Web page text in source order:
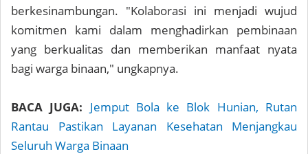
berkesinambungan. "Kolaborasi ini menjadi wujud
komitmen kami dalam menghadirkan pembinaan
yang berkualitas dan memberikan manfaat nyata
bagi warga binaan," ungkapnya.
BACA JUGA: Jemput Bola ke Blok Hunian, Rutan
Rantau Pastikan Layanan Kesehatan Menjangkau
Seluruh Warga Binaan